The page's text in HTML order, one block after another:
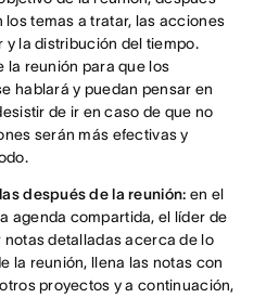
temas a tratar, las acciones
y la distribución del tiempo.
la reunión para que los
hablará y puedan pensar en
de ir en caso de que no
serán más efectivas y
después de la reunión: en el
agenda compartida, el líder de
detalladas acerca de lo
la reunión, llena las notas con
proyectos y a continuación,